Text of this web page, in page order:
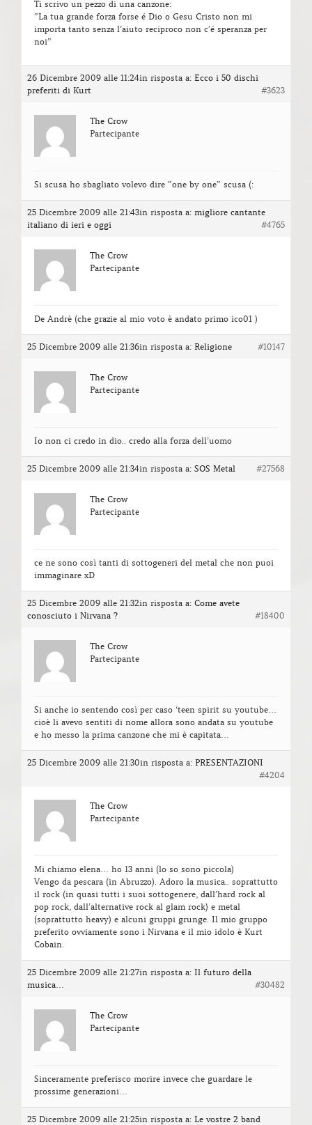
Ti scrivo un pezzo di una canzone:
”La tua grande forza forse é Dio o Gesu Cristo non mi
importa tanto senza l’aiuto reciproco non c’é speranza per
noi”
26 Dicembre 2009 alle 11:24in risposta a: Ecco i 50 dischi
preferiti di Kurt
#3623
The Crow
Partecipante
Si scusa ho sbagliato volevo dire ”one by one” scusa (:
25 Dicembre 2009 alle 21:43in risposta a: migliore cantante
italiano di ieri e oggi
#4765
The Crow
Partecipante
De Andrè (che grazie al mio voto è andato primo ico01 )
25 Dicembre 2009 alle 21:36in risposta a: Religione #10147
The Crow
Partecipante
Io non ci credo in dio.. credo alla forza dell’uomo
25 Dicembre 2009 alle 21:34in risposta a: SOS Metal #27568
The Crow
Partecipante
ce ne sono così tanti di sottogeneri del metal che non puoi
immaginare xD
25 Dicembre 2009 alle 21:32in risposta a: Come avete
conosciuto i Nirvana ?
#18400
The Crow
Partecipante
Si anche io sentendo così per caso ‘teen spirit su youtube…
cioè li avevo sentiti di nome allora sono andata su youtube
e ho messo la prima canzone che mi è capitata…
25 Dicembre 2009 alle 21:30in risposta a: PRESENTAZIONI
#4204
The Crow
Partecipante
Mi chiamo elena… ho 13 anni (lo so sono piccola)
Vengo da pescara (in Abruzzo). Adoro la musica.. soprattutto
il rock (in quasi tutti i suoi sottogenere, dall’hard rock al
pop rock, dall’alternative rock al glam rock) e metal
(soprattutto heavy) e alcuni gruppi grunge. Il mio gruppo
preferito ovviamente sono i Nirvana e il mio idolo è Kurt
Cobain.
25 Dicembre 2009 alle 21:27in risposta a: Il futuro della
musica…
#30482
The Crow
Partecipante
Sinceramente preferisco morire invece che guardare le
prossime generazioni…
25 Dicembre 2009 alle 21:25in risposta a: Le vostre 2 band